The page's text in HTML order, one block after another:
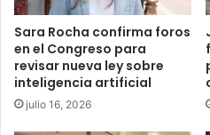
Sara Rocha confirma foros
en el Congreso para
revisar nueva ley sobre
inteligencia artificial
julio 16, 2026